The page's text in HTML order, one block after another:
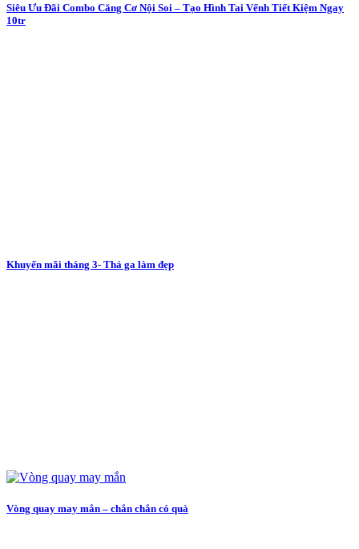
Siêu Ưu Đãi Combo Căng Cơ Nội Soi – Tạo Hình Tai Vểnh Tiết Kiệm Ngay
10tr
Khuyến mãi tháng 3- Thả ga làm đẹp
Vòng quay may mắn – chắn chắn có quà